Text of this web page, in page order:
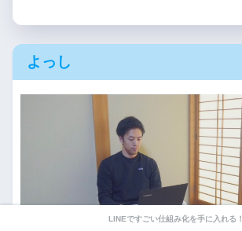
よっし
LINEですごい仕組み化を手に入れる！